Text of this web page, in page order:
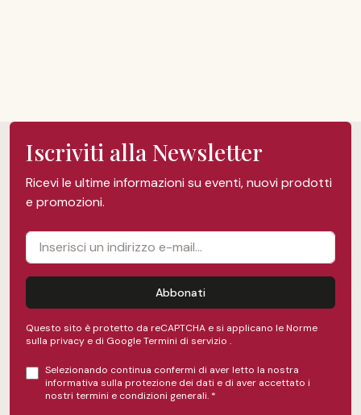
Iscriviti alla Newsletter
Ricevi le ultime informazioni su eventi, nuovi prodotti
e promozioni.
Abbonati
Questo sito è protetto da reCAPTCHA e si applicano le Norme
sulla privacy e di GoogleTermini di servizio .
Selezionando continua confermi di aver letto la nostra
informativa sulla protezione dei dati e di aver accettato i
nostri termini e condizioni generali. *